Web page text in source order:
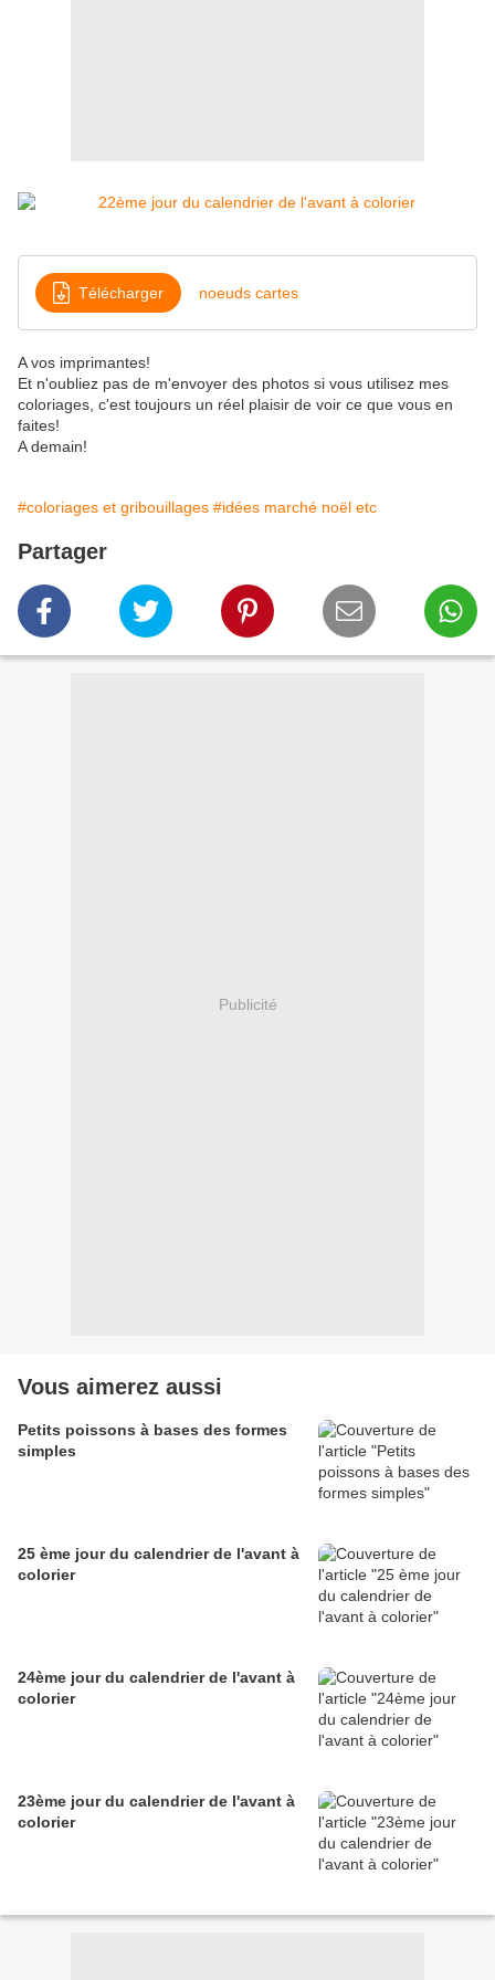
Télécharger noeuds cartes
A vos imprimantes!
Et n'oubliez pas de m'envoyer des photos si vous utilisez mes
coloriages, c'est toujours un réel plaisir de voir ce que vous en
faites!
A demain!
#coloriages et gribouillages #idées marché noël etc
Partager
Publicité
Vous aimerez aussi
Petits poissons à bases des formes
simples
25 ème jour du calendrier de l'avant à
colorier
24ème jour du calendrier de l'avant à
colorier
23ème jour du calendrier de l'avant à
colorier